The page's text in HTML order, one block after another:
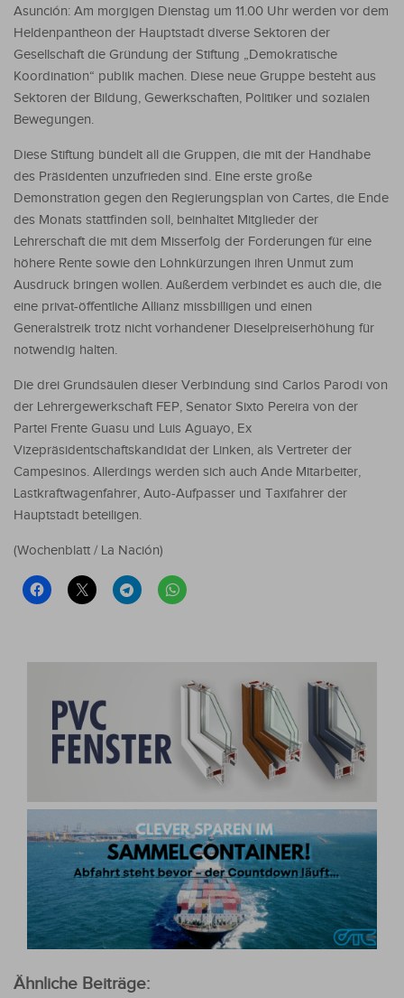
Asunción: Am morgigen Dienstag um 11.00 Uhr werden vor dem
Heldenpantheon der Hauptstadt diverse Sektoren der
Gesellschaft die Gründung der Stiftung „Demokratische
Koordination“ publik machen. Diese neue Gruppe besteht aus
Sektoren der Bildung, Gewerkschaften, Politiker und sozialen
Bewegungen.
Diese Stiftung bündelt all die Gruppen, die mit der Handhabe
des Präsidenten unzufrieden sind. Eine erste große
Demonstration gegen den Regierungsplan von Cartes, die Ende
des Monats stattfinden soll, beinhaltet Mitglieder der
Lehrerschaft die mit dem Misserfolg der Forderungen für eine
höhere Rente sowie den Lohnkürzungen ihren Unmut zum
Ausdruck bringen wollen. Außerdem verbindet es auch die, die
eine privat-öffentliche Allianz missbilligen und einen
Generalstreik trotz nicht vorhandener Dieselpreiserhöhung für
notwendig halten.
Die drei Grundsäulen dieser Verbindung sind Carlos Parodi von
der Lehrergewerkschaft FEP, Senator Sixto Pereira von der
Partei Frente Guasu und Luis Aguayo, Ex
Vizepräsidentschaftskandidat der Linken, als Vertreter der
Campesinos. Allerdings werden sich auch Ande Mitarbeiter,
Lastkraftwagenfahrer, Auto-Aufpasser und Taxifahrer der
Hauptstadt beteiligen.
(Wochenblatt / La Nación)
Ähnliche Beiträge: